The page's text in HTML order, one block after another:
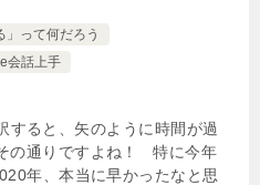
」って何だろう
会話上手
ると、矢のように時間が過
の通りですよね！ 特に今年
年、本当に早かったなと思